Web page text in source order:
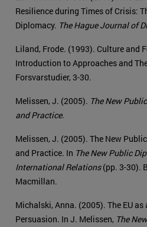
Resilience during Times of Crisis:
Diplomacy. The Hague Journal of
Liland, Frode. (1993). Culture and
Introduction to Approaches and
Forsvarstudier, 3-30.
Melissen, J. (2005). The New
and Practice.
Melissen, J. (2005). The New
and Practice. In The New Public
International Relations(pp. 3-30).
Macmillan.
Michalski, Anna. (2005). The EU
Persuasion. In J. Melissen, The